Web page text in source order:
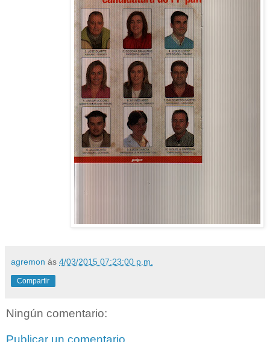
agremon ás 4/03/2015 07:23:00 p.m.
Compartir
Ningún comentario:
Publicar un comentario